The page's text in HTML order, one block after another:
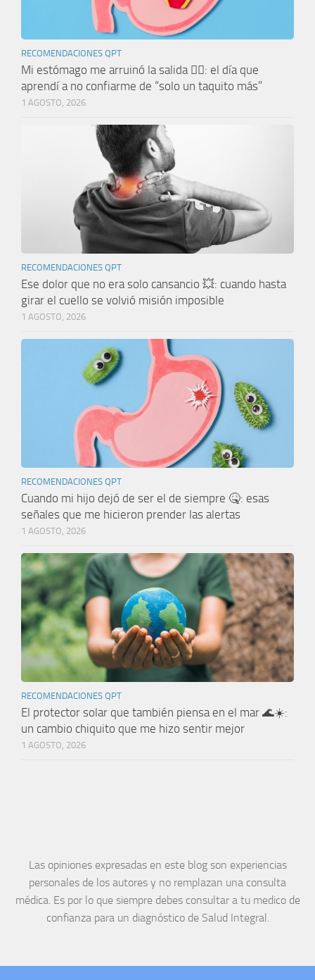
RECOMENDACIONES QPT
Mi estómago me arruinó la salida 🤦‍♀️: el día que
aprendí a no confiarme de “solo un taquito más”
1 AGOSTO, 2026
RECOMENDACIONES QPT
Ese dolor que no era solo cansancio 💥: cuando hasta
girar el cuello se volvió misión imposible
1 AGOSTO, 2026
RECOMENDACIONES QPT
Cuando mi hijo dejó de ser el de siempre 🤒: esas
señales que me hicieron prender las alertas
1 AGOSTO, 2026
RECOMENDACIONES QPT
El protector solar que también piensa en el mar 🌊☀️:
un cambio chiquito que me hizo sentir mejor
1 AGOSTO, 2026
Las opiniones expresadas en este blog son experiencias
personales de los autores y no remplazan una consulta
médica. Es por lo que siempre debes consultar a tu medico de
confianza para un diagnóstico de Salud Integral.